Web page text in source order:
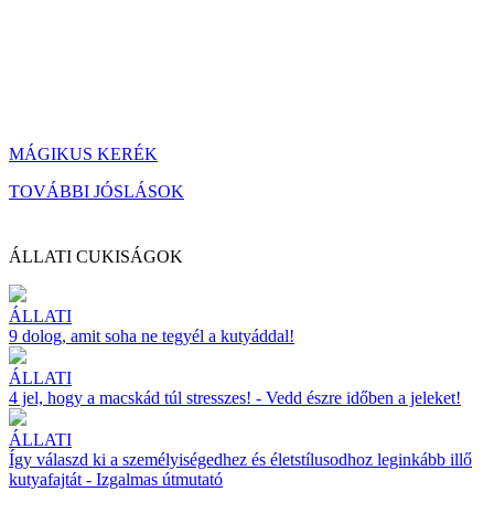
MÁGIKUS KERÉK
TOVÁBBI JÓSLÁSOK
ÁLLATI CUKISÁGOK
ÁLLATI
9 dolog, amit soha ne tegyél a kutyáddal!
ÁLLATI
4 jel, hogy a macskád túl stresszes! - Vedd észre időben a jeleket!
ÁLLATI
Így válaszd ki a személyiségedhez és életstílusodhoz leginkább illő
kutyafajtát - Izgalmas útmutató